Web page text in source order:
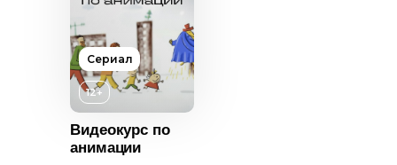
Сериал
12+
Видеокурс по
анимации